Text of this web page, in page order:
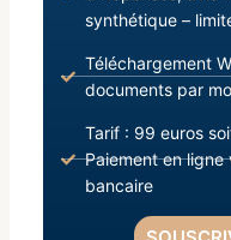
synthétique –
Téléchargement
documents par
Tarif : 99 euros
Paiement en
bancaire